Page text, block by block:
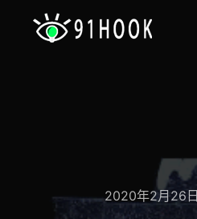
2020年2月26日